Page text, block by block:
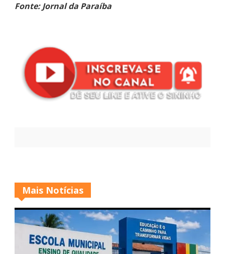
Fonte: Jornal da Paraíba
Mais Notícias